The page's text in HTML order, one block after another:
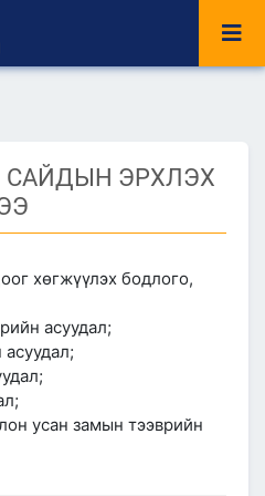
САЙДЫН ЭРХЛЭХ
хөгжүүлэх бодлого,
асуудал;
усан замын тээврийн